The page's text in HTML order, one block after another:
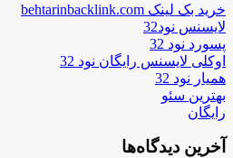
خرید بک لینک behtarinbacklink.com
لایسنس نود32
پسورد نود 32
اوکلی لایسنس رایگان نود 32
همیار نود 32
بهترین سئو
رایگان
آخرین دیدگاه‌ها